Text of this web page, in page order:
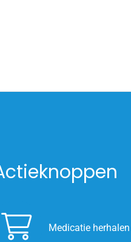
Medicatie herhalen